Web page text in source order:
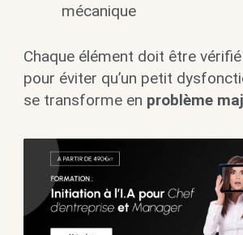
mécanique
Chaque élément doit être
pour éviter qu’un petit
se transforme en problème